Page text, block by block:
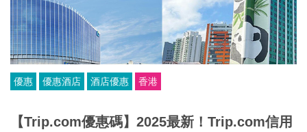
優惠 優惠酒店 酒店優惠 香港
【Trip.com優惠碼】2025最新！Trip.com信用